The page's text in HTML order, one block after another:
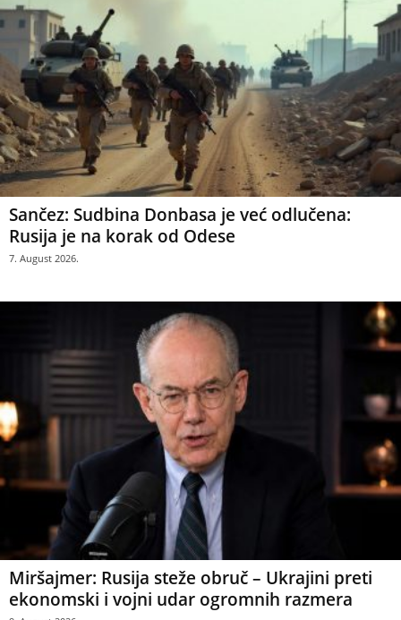
Sančez: Sudbina Donbasa je već odlučena:
Rusija je na korak od Odese
7. August 2026.
Miršajmer: Rusija steže obruč – Ukrajini preti
ekonomski i vojni udar ogromnih razmera